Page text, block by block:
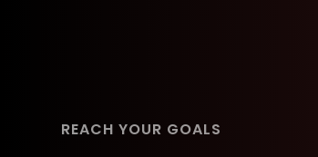
REACH YOUR GOALS